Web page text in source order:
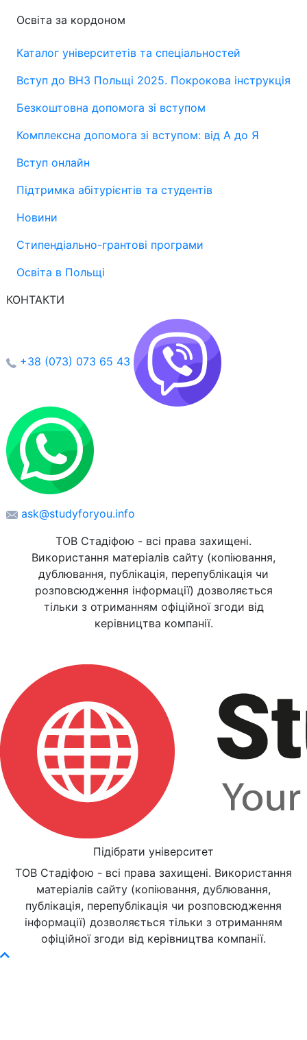
Освіта за кордоном
Каталог університетів та спеціальностей
Вступ до ВНЗ Польщі 2025. Покрокова інструкція
Безкоштовна допомога зі вступом
Комплексна допомога зі вступом: від А до Я
Вступ онлайн
Підтримка абітурієнтів та студентів
Новини
Стипендіально-грантові програми
Освіта в Польщі
КОНТАКТИ
+38 (073) 073 65 43
ask@studyforyou.info
ТОВ Стадіфою - всі права захищені.
Використання матеріалів сайту (копіювання,
дублювання, публікація, перепублікація чи
розповсюдження інформації) дозволяється
тільки з отриманням офіційної згоди від
керівництва компанії.
Підібрати університет
ТОВ Стадіфою - всі права захищені. Використання
матеріалів сайту (копіювання, дублювання,
публікація, перепублікація чи розповсюдження
інформації) дозволяється тільки з отриманням
офіційної згоди від керівництва компанії.